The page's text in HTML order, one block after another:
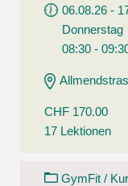
06.08.26 -
Donnerstag
08:30 -
CHF 170.00
17 Lektionen
GymFit /